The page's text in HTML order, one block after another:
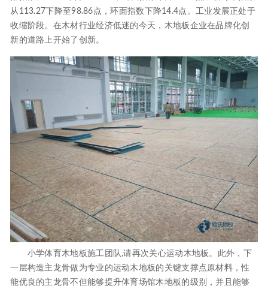
从113.27下降至98.86点，环面指数下降14.4点。工业发展正处于
收缩阶段。在木材行业经济低迷的今天，木地板企业在品牌化创
新的道路上开始了创新。
小学体育木地板施工团队,请再次关心运动木地板。此外，下
一层构造主龙骨做为专业的运动木地板的关键支撑点原材料，性
能优良的主龙骨不但能够提升体育场馆木地板的级别，并且能够